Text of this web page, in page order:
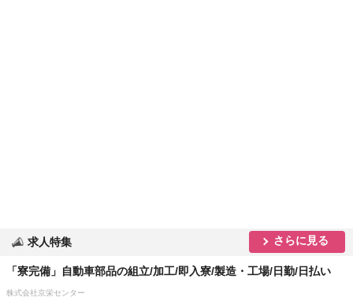
求人特集 さらに見る
「寮完備」自動車部品の組立/加工/即入寮/製造・工場/日勤/日払い
株式会社京栄センター